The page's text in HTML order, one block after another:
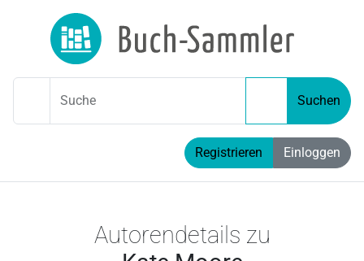
Suche Suchen
Registrieren Einloggen
Autorendetails zu